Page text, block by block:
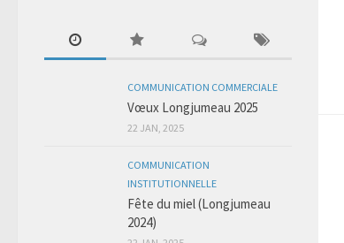
COMMUNICATION COMMERCIALE
Vœux Longjumeau 2025
22 JAN, 2025
COMMUNICATION
INSTITUTIONNELLE
Fête du miel (Longjumeau
2024)